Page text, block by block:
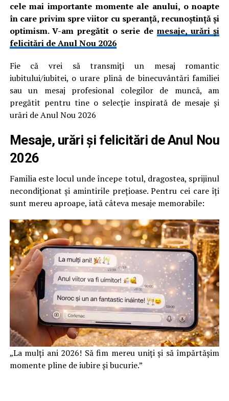
cele mai importante momente ale anului, o noapte
în care privim spre viitor cu speranță, recunoștință și
optimism. V-am pregătit o serie de mesaje, urări și
felicitări de Anul Nou 2026
Fie că vrei să transmiți un mesaj romantic
iubitului/iubitei, o urare plină de binecuvântări familiei
sau un mesaj profesional colegilor de muncă, am
pregătit pentru tine o selecție inspirată de mesaje și
urări de Anul Nou 2026
Mesaje, urări și felicitări de Anul Nou
2026
Familia este locul unde începe totul, dragostea, sprijinul
necondiționat și amintirile prețioase. Pentru cei care îți
sunt mereu aproape, iată câteva mesaje memorabile:
„La mulți ani 2026! Să fim mereu uniți și să împărtășim
momente pline de iubire și bucurie.”